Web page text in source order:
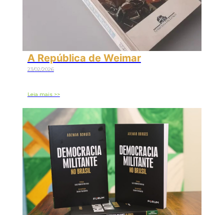
A República de Weimar
23/02/2026
Leia mais >>